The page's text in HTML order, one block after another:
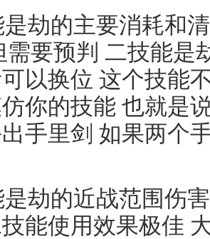
劫的主要消耗和
需要预判 二技能是
以换位 这个技能
你的技能 也就是
手里剑 如果两个
劫的近战范围伤
能使用效果极佳